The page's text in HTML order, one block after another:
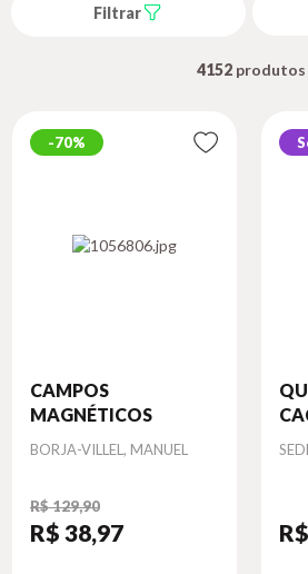
Filtrar
4152
70%
CAMPOS
MAGNÉTICOS
Autor
BORJA-VILLEL, MANUEL
R$ 129,90
R$ 38,97